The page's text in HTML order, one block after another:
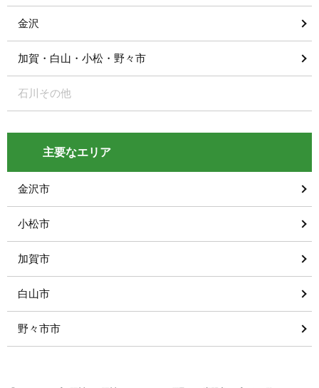
金沢
加賀・白山・小松・野々市
石川その他
主要なエリア
金沢市
小松市
加賀市
白山市
野々市市